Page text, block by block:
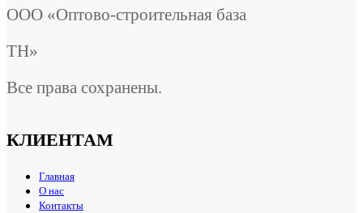
ООО «Оптово-строительная база
ТН»
Все права сохранены.
КЛИЕНТАМ
Главная
О нас
Контакты